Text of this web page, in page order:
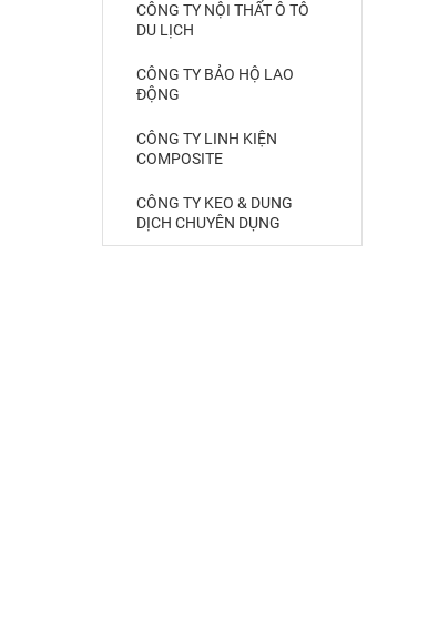
CÔNG TY NỘI THẤT Ô TÔ
DU LỊCH
CÔNG TY BẢO HỘ LAO
ĐỘNG
CÔNG TY LINH KIỆN
COMPOSITE
CÔNG TY KEO & DUNG
DỊCH CHUYÊN DỤNG